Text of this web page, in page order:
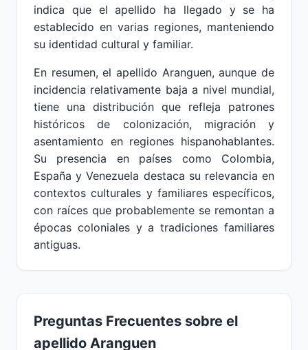
indica que el apellido ha llegado y se ha
establecido en varias regiones, manteniendo
su identidad cultural y familiar.
En resumen, el apellido Aranguen, aunque de
incidencia relativamente baja a nivel mundial,
tiene una distribución que refleja patrones
históricos de colonización, migración y
asentamiento en regiones hispanohablantes.
Su presencia en países como Colombia,
España y Venezuela destaca su relevancia en
contextos culturales y familiares específicos,
con raíces que probablemente se remontan a
épocas coloniales y a tradiciones familiares
antiguas.
Preguntas Frecuentes sobre el
apellido Aranguen